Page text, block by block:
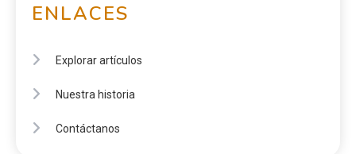
ENLACES
Explorar artículos
Nuestra historia
Contáctanos